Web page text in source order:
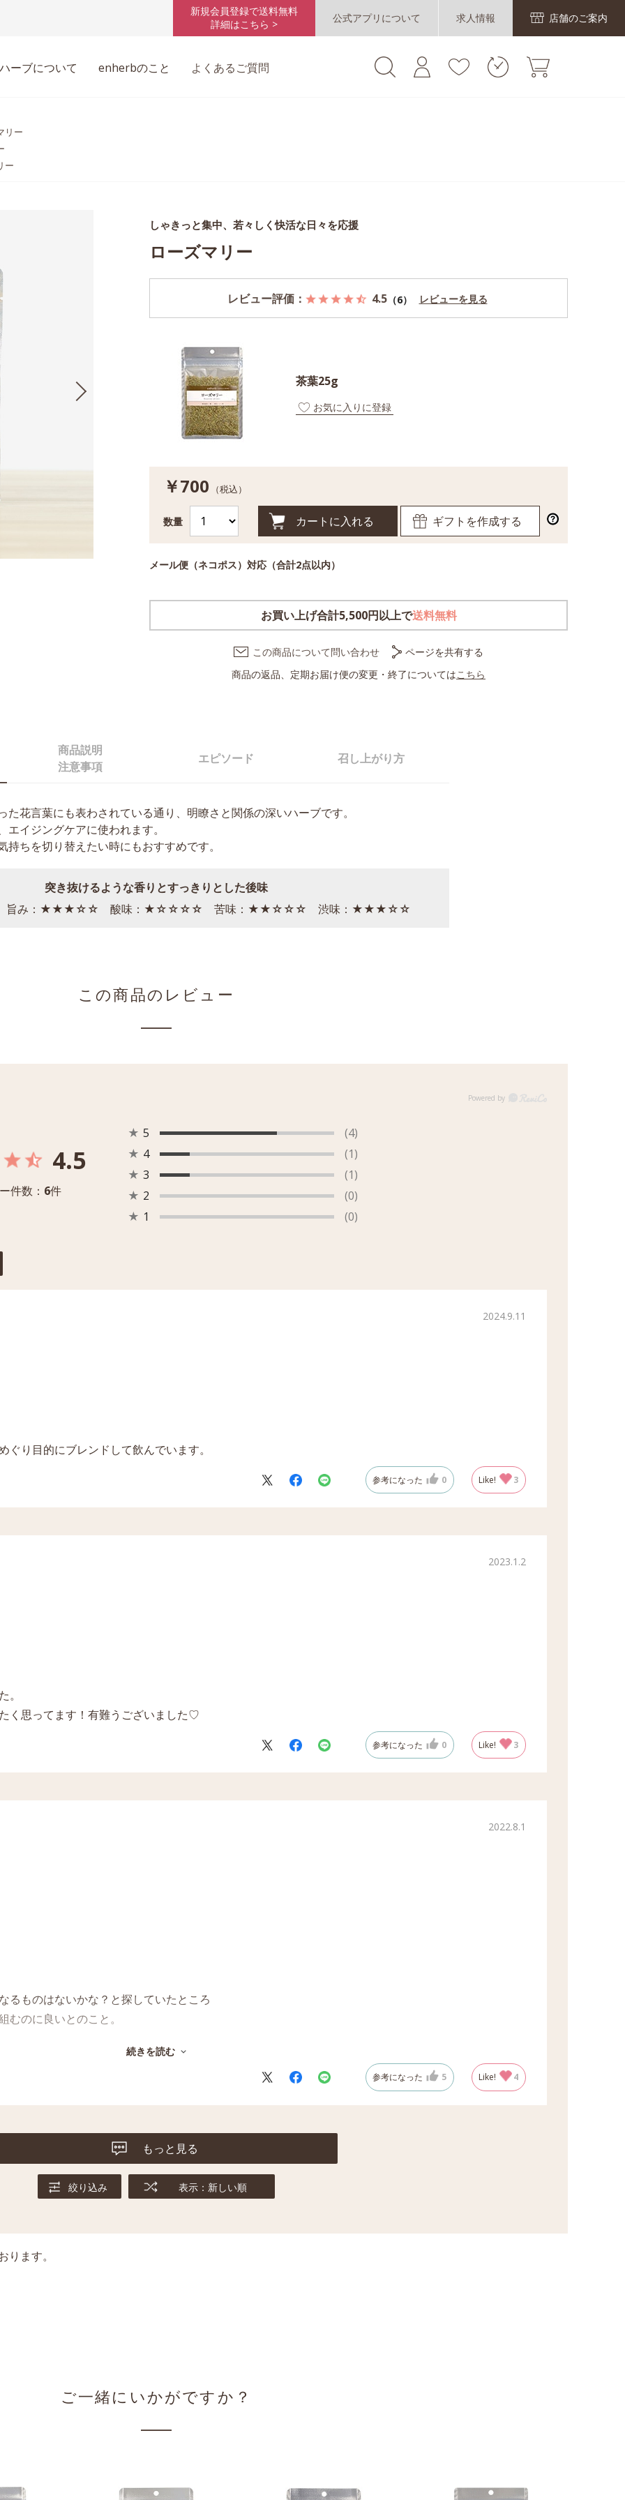
新規会員登録で送料無料
詳細はこちら >
公式アプリについて 求人情報 店舗のご案内
ハーブについて enherbのこと よくあるご質問
リー
ー
しゃきっと集中、若々しく快活な日々を応援
ローズマリー
レビュー評価： 4.5（6） レビューを見る
茶葉25g
￥700 （税込）
数量
メール便（ネコポス）対応（合計2点以内）
お買い上げ合計5,500円以上で送料無料
この商品について問い合わせ
ページを共有する
商品の返品、定期お届け便の変更・終了についてはこちら
商品説明
注意事項
エピソード 召し上がり方
た花言葉にも表わされている通り、明瞭さと関係の深いハーブです。
イジングケアに使われます。
ちを切り替えたい時にもおすすめです。
突き抜けるような香りとすっきりとした後味
み：★★★☆☆ 酸味：★☆☆☆☆ 苦味：★★☆☆☆ 渋味：★★★☆☆
この商品のレビュー
4.5
件数： 6件
★ 5
(4)
★ 4
(1)
★ 3
(1)
★ 2
(0)
★ 1 (0)
2024.9.11
り目的にブレンドして飲んでいます。
参考になった 0 Like! 3
2023.1.2
く思ってます！有難うございました♡
参考になった 0 Like! 3
2022.8.1
るものはないかな？と探していたところ
のに良いとのこと。
いたので、色々な場面で活躍しそうです^_^
続きを読む
参考になった 5 Like! 4
もっと見る
絞り込み 表示：新しい順
ます。
ご一緒にいかがですか？